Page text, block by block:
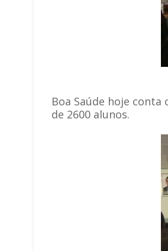
Boa Saúde hoje
de 2600 alunos.